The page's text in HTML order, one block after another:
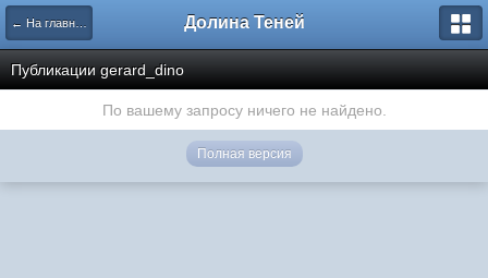
← На главную Долина Теней
Публикации gerard_dino
По вашему запросу ничего не найдено.
Полная версия